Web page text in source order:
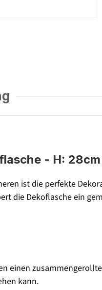
- H:
ist die perfekte
die Dekoflasche ein
einen
kann.